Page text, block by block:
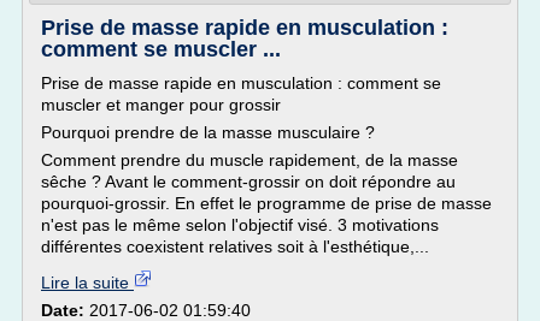
Prise de masse rapide en musculation :
comment se muscler ...
Prise de masse rapide en musculation : comment se
muscler et manger pour grossir
Pourquoi prendre de la masse musculaire ?
Comment prendre du muscle rapidement, de la masse
sêche ? Avant le comment-grossir on doit répondre au
pourquoi-grossir. En effet le programme de prise de masse
n'est pas le même selon l'objectif visé. 3 motivations
différentes coexistent relatives soit à l'esthétique,...
Lire la suite
Date: 2017-06-02 01:59:40